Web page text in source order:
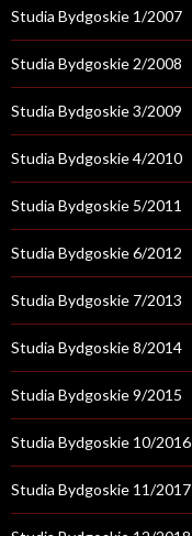
Studia Bydgoskie 1/2007
Studia Bydgoskie 2/2008
Studia Bydgoskie 3/2009
Studia Bydgoskie 4/2010
Studia Bydgoskie 5/2011
Studia Bydgoskie 6/2012
Studia Bydgoskie 7/2013
Studia Bydgoskie 8/2014
Studia Bydgoskie 9/2015
Studia Bydgoskie 10/2016
Studia Bydgoskie 11/2017